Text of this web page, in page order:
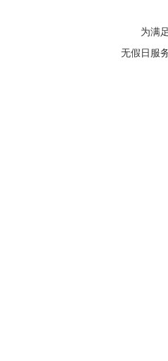
为满
无假日服